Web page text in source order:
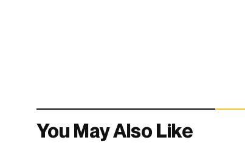
You May Also Like